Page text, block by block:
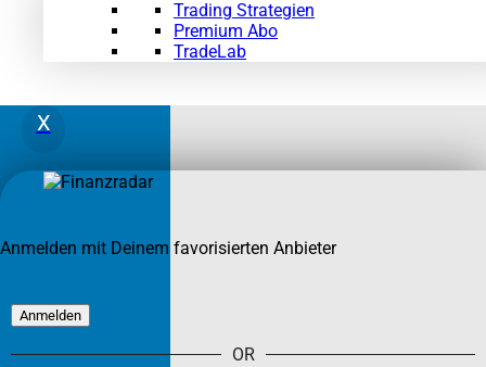
Trading Strategien
Premium Abo
TradeLab
X
Anmelden mit Deinem favorisierten Anbieter
OR